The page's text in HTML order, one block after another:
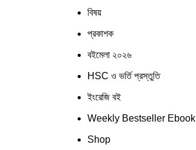
বিষয়
প্রকাশক
বইমেলা ২০২৬
HSC ও ভর্তি প্রস্তুতি
ইংরেজি বই
Weekly Bestseller Ebook
Shop